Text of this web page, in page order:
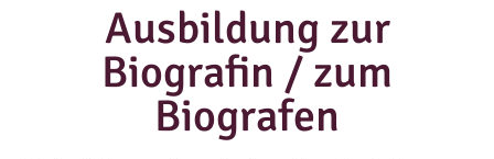
Ausbildung zur
Biografin / zum
Biografen